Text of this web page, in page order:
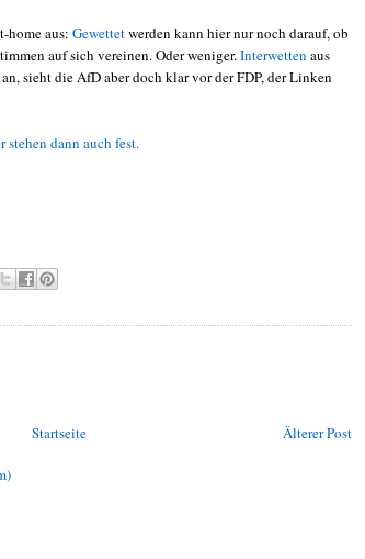
home aus: Gewettetwerden kann hier nur noch darauf, ob
auf sich vereinen. Oder weniger. Interwetten aus
sieht die AfD aber doch klar vor der FDP, der Linken
stehen dann auch fest.
Älterer Post
Startseite